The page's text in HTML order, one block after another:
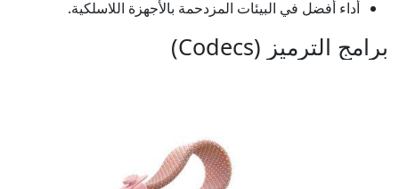
أداء أفضل في البيئات المزدحمة بالأجهزة اللاسلكية.
برامج الترميز (Codecs)